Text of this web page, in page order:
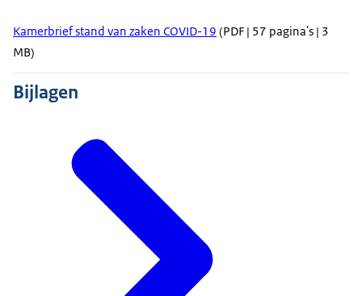
Kamerbrief stand van zaken COVID-19 (PDF | 57 pagina's | 3
MB)
Bijlagen